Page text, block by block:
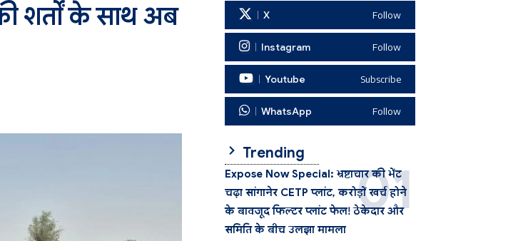
शर्तों के साथ अब
X Follow
Instagram Follow
Youtube Subscribe
WhatsApp Follow
Trending
Expose Now Special: भ्रष्टाचार की भेंट
चढ़ा सांगानेर CETP प्लांट, करोड़ों खर्च होने
के बावजूद फिल्टर प्लांट फेल! ठेकेदार और
समिति के बीच उलझा मामला